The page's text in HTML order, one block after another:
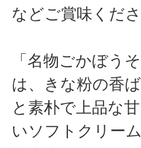
などご賞味くださ
「名物ごかぼう
は、きな粉の香
と素朴で上品な
いソフトクリー